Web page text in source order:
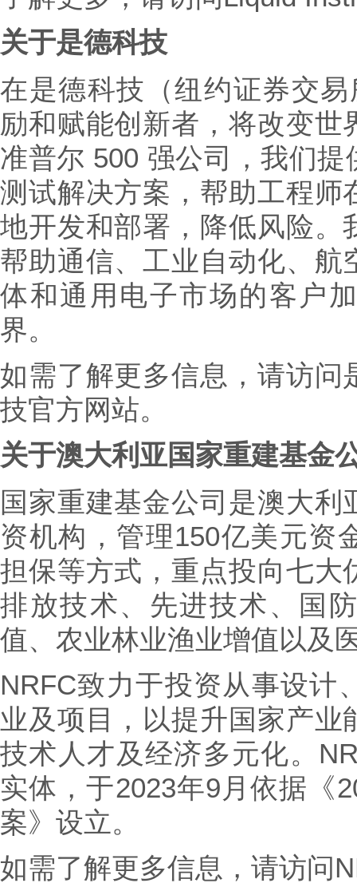
关于是德科技
在是德科技（纽约证券交
励和赋能创新者，将改变
准普尔 500 强公司，我们
测试解决方案，帮助工程师
地开发和部署，降低风险。
帮助通信、工业自动化、
体和通用电子市场的客户
界。
如需了解更多信息，请访
技官方网站。
关于澳大利亚国家重建基金
国家重建基金公司是澳大
资机构，管理150亿美元资
担保等方式，重点投向七大
排放技术、先进技术、国
值、农业林业渔业增值以及
NRFC致力于投资从事设计
业及项目，以提升国家产
技术人才及经济多元化。
实体，于2023年9月依据《
案》设立。
如需了解更多信息，请访问